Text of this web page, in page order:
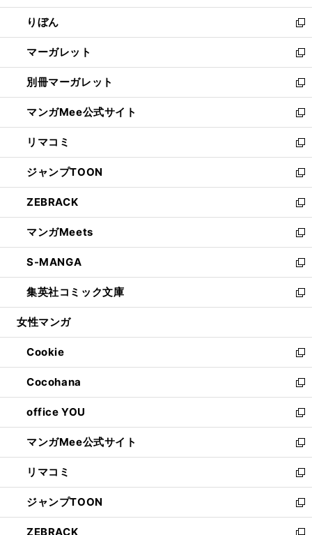
開
く
ウ
で
開
く
ン
ド
ウ
で
開
く
ウ
ィ
ン
ド
ウ
で
開
く
りぼん
新
し
い
ウ
ィ
ン
ド
ウ
で
開
く
マーガレット
新
し
い
ウ
ィ
ン
ド
ウ
で
開
く
別冊マーガレット
新
し
い
ウ
ィ
ン
ド
ウ
で
開
く
マンガMee公式サイト
新
し
い
ウ
ィ
ン
ド
ウ
で
開
く
リマコミ
新
し
い
ウ
ィ
ン
ド
ウ
で
開
く
ジャンプTOON
新
し
い
ウ
ィ
ン
ド
ウ
で
開
ZEBRACK
新
し
い
ウ
ィ
ン
ド
ウ
開
く
マンガMeets
新
し
い
ウ
ィ
ン
ウ
で
開
く
S-MANGA
新
し
い
ウ
ン
ド
ウ
で
開
く
集英社コミック文庫
新
し
ウ
ィ
ン
ド
ウ
で
開
く
女性マンガ
Cookie
新
し
い
ウ
ィ
ン
ド
ウ
で
開
く
Cocohana
新
し
い
ウ
ィ
ン
ド
ウ
で
開
く
office YOU
新
し
い
ウ
ィ
ン
ド
ウ
で
マンガMee公式サイト
新
し
い
ウ
ィ
ン
リマコミ
新
し
い
ウ
ジャンプTOON
新
し
ZEBRACK